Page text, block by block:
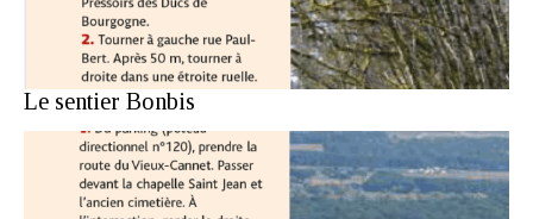
Le sentier Bonbis